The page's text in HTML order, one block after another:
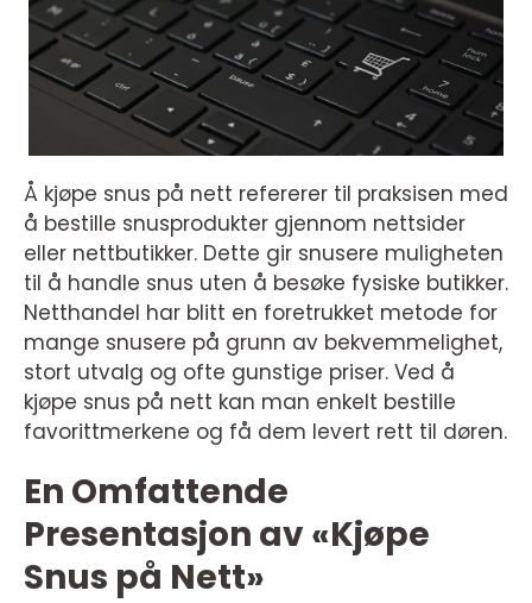
Å kjøpe snus på nett refererer til praksisen med
å bestille snusprodukter gjennom nettsider
eller nettbutikker. Dette gir snusere muligheten
til å handle snus uten å besøke fysiske butikker.
Netthandel har blitt en foretrukket metode for
mange snusere på grunn av bekvemmelighet,
stort utvalg og ofte gunstige priser. Ved å
kjøpe snus på nett kan man enkelt bestille
favorittmerkene og få dem levert rett til døren.
En Omfattende
Presentasjon av «Kjøpe
Snus på Nett»